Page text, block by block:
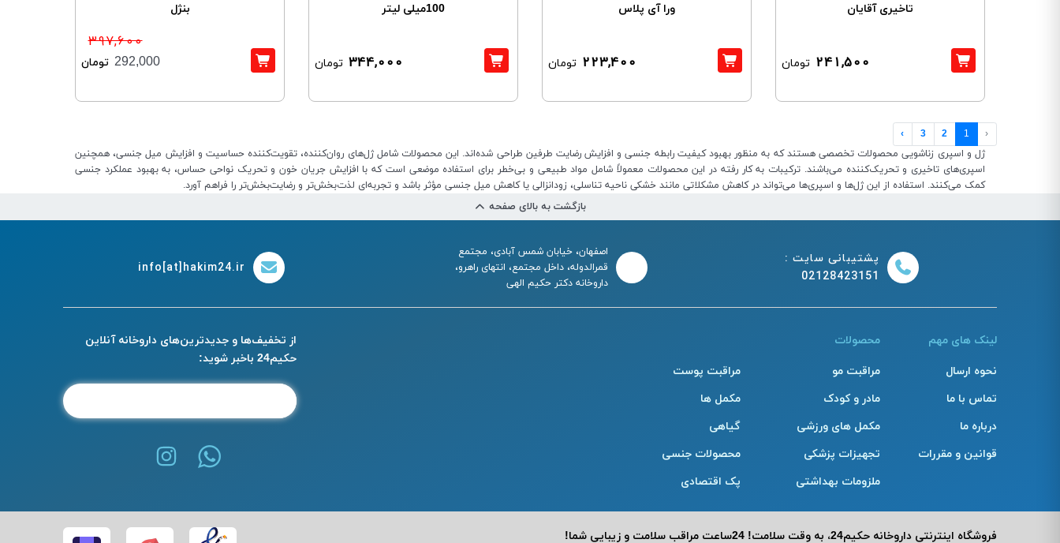
تاخیری آقایان
241,500 تومان
ورا آی پلاس
223,400 تومان
100میلی لیتر
344,000 تومان
بنژل
397,600
292,000 تومان
‹
1
2
3
›
ژل و اسپری زناشویی محصولات تخصصی هستند که به منظور بهبود کیفیت رابطه جنسی و افزایش رضایت طرفین طراحی شده‌اند. این محصولات شامل ژل‌های روان‌کننده، تقویت‌کننده حساسیت و افزایش میل جنسی، همچنین
اسپری‌های تاخیری و تحریک‌کننده می‌باشند. ترکیبات به کار رفته در این محصولات معمولاً شامل مواد طبیعی و بی‌خطر برای استفاده موضعی است که با افزایش جریان خون و تحریک نواحی حساس، به بهبود عملکرد جنسی
کمک می‌کنند. استفاده از این ژل‌ها و اسپری‌ها می‌تواند در کاهش مشکلاتی مانند خشکی ناحیه تناسلی، زودانزالی یا کاهش میل جنسی مؤثر باشد و تجربه‌ای لذت‌بخش‌تر و رضایت‌بخش‌تر را فراهم آورد.
بازگشت به بالای صفحه
پشتیبانی سایت :
02128423151
اصفهان، خیابان شمس آبادی، مجتمع
قمرالدوله، داخل مجتمع، انتهای راهرو،
داروخانه دکتر حکیم الهی
info[at]hakim24.ir
لینک های مهم
نحوه ارسال
تماس با ما
درباره ما
قوانین و مقررات
محصولات
مراقبت مو
مراقبت پوست
مادر و کودک
مکمل ها
مکمل های ورزشی
گیاهی
تجهیزات پزشکی
محصولات جنسی
ملزومات بهداشتی
پک اقتصادی
از تخفیف‌ها و جدیدترین‌های داروخانه آنلاین
حکیم24 باخبر شوید:
فروشگاه اینترنتی داروخانه حکیم24، به وقت سلامت! 24ساعت مراقب سلامت و زیبایی شما!